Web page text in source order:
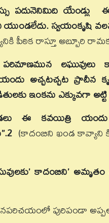
పదునెనిమిది యేండ్లు
స్వయంకృషి
పీఠిక రాస్తూ అబ్బూరి
లఘువులు
అచ్చటచ్చట ప్రాచీన
ఇంకను ఎక్కువగా
ఈ కవయిత్రి యందు
(కాదంబిని ఖండ కావ్యాని
కాదంబిని’
పురిపండా